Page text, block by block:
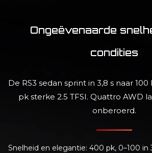
Ongeëvenaarde
condities
De RS3 sedan sprint in 3,8 s naar
pk sterke 2.5 TFSI. Quattro AWD
onberoerd.
Snelheid en elegantie: 400 pk, 0–100